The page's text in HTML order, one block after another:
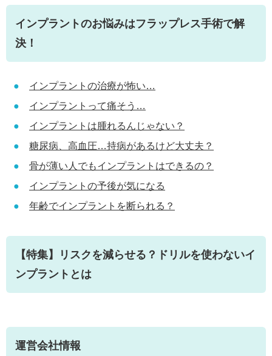
インプラントのお悩みはフラップレス手術で解
決！
インプラントの治療が怖い…
インプラントって痛そう…
インプラントは腫れるんじゃない？
糖尿病、高血圧…持病があるけど大丈夫？
骨が薄い人でもインプラントはできるの？
インプラントの予後が気になる
年齢でインプラントを断られる？
【特集】リスクを減らせる？ドリルを使わないイ
ンプラントとは
運営会社情報